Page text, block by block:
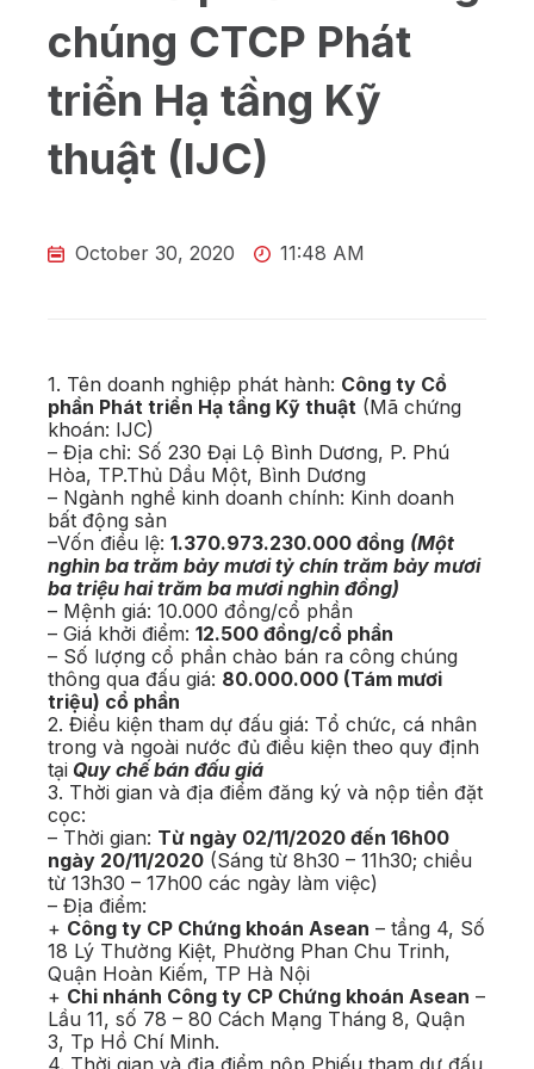
chúng CTCP Phát
triển Hạ tầng Kỹ
thuật (IJC)
October 30, 2020 11:48 AM
1. Tên doanh nghiệp phát hành: Công ty Cổ
phần Phát triển Hạ tầng Kỹ thuật (Mã chứng
khoán: IJC)
– Địa chỉ: Số 230 Đại Lộ Bình Dương, P. Phú
Hòa, TP.Thủ Dầu Một, Bình Dương
– Ngành nghề kinh doanh chính: Kinh doanh
bất động sản
–Vốn điều lệ: 1.370.973.230.000 đồng (Một
nghìn ba trăm bảy mươi tỷ chín trăm bảy mươi
ba triệu hai trăm ba mươi nghìn đồng)
– Mệnh giá: 10.000 đồng/cổ phần
– Giá khởi điểm: 12.500 đồng/cổ phần
– Số lượng cổ phần chào bán ra công chúng
thông qua đấu giá: 80.000.000 (Tám mươi
triệu) cổ phần
2. Điều kiện tham dự đấu giá: Tổ chức, cá nhân
trong và ngoài nước đủ điều kiện theo quy định
tại Quy chế bán đấu giá
3. Thời gian và địa điểm đăng ký và nộp tiền đặt
cọc:
– Thời gian: Từ ngày 02/11/2020 đến 16h00
ngày 20/11/2020 (Sáng từ 8h30 – 11h30; chiều
từ 13h30 – 17h00 các ngày làm việc)
– Địa điểm:
+ Công ty CP Chứng khoán Asean – tầng 4, Số
18 Lý Thường Kiệt, Phường Phan Chu Trinh,
Quận Hoàn Kiếm, TP Hà Nội
+ Chi nhánh Công ty CP Chứng khoán Asean –
Lầu 11, số 78 – 80 Cách Mạng Tháng 8, Quận
3, Tp Hồ Chí Minh.